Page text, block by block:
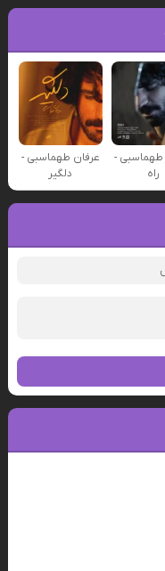
طهماسبی -
راه
عرفان طهماسبی -
دلگیر